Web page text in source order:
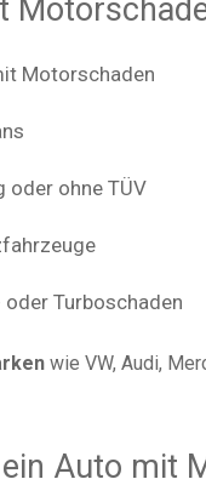
Motorschaden
oder ohne TÜV
Turboschaden
wie VW, Audi,
Auto mit